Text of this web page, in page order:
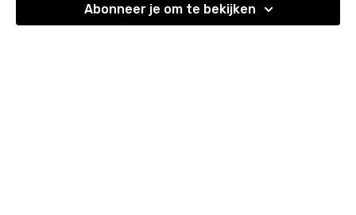
Abonneer je om te bekijken